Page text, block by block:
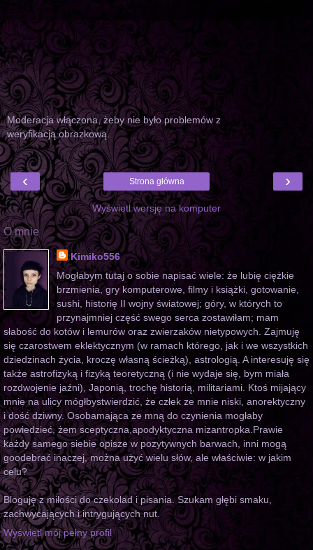
Moderacja włączona, żeby nie było problemów z
weryfikacją obrazkową.
‹ ›
Strona główna
Wyświetl wersję na komputer
O mnie
Kimiko556
Mogłabym tutaj o sobie napisać wiele: że lubię ciężkie
brzmienia, gry komputerowe, filmy i książki, gotowanie,
sushi, historię II wojny światowej; góry, w których to
przynajmniej część swego serca zostawiłam; mam
słabość do kotów i lemurów oraz zwierzaków nietypowych. Zajmuję
się czarostwem eklektycznym (w ramach którego, jak i we wszystkich
dziedzinach życia, kroczę własną ścieżką), astrologią. A interesuję się
także astrofizyką i fizyką teoretyczną (i nie wydaje się, bym miała
rozdwojenie jaźni), Japonią, trochę historią, militariami. Ktoś mijający
mnie na ulicy mógłbystwierdzić, że człek ze mnie niski, anorektyczny
i dość dziwny. Osobamająca ze mną do czynienia mogłaby
powiedzieć, żem sceptyczna,apodyktyczna mizantropka.Prawie
każdy samego siebie opisze w pozytywnych barwach, inni mogą
goodebrać inaczej, można użyć wielu słów, ale właściwie: w jakim
celu?
Bloguję z miłości do czekolad i pisania. Szukam głębi smaku,
zachwycających i intrygujących nut.
Wyświetl mój pełny profil